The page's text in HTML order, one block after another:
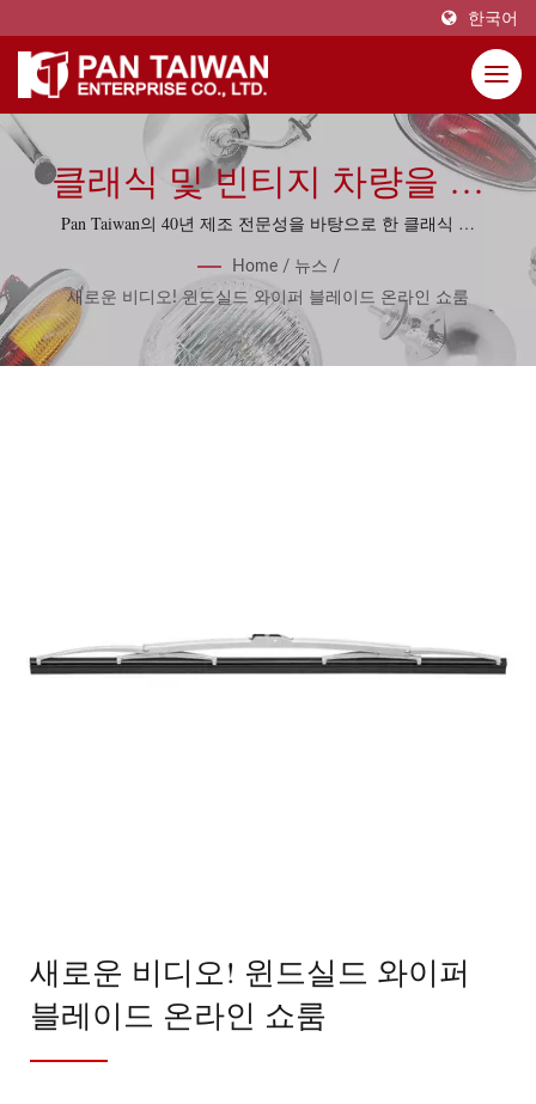
한국어
클래식 및 빈티지 차량을 위
한 프리미엄 윈드실드 와이퍼
블레이드 솔루션
Pan Taiwan의 40년 제조 전문성을 바탕으로 한 클래식 자
춤형 구성 요소와 단종 부품 복제 서비스가 포함되어 있
습니다.
Home / 뉴스 /
새로운 비디오! 윈드실드 와이퍼 블레이드 온라인 쇼룸
새로운 비디오! 윈드실드 와이퍼
블레이드 온라인 쇼룸